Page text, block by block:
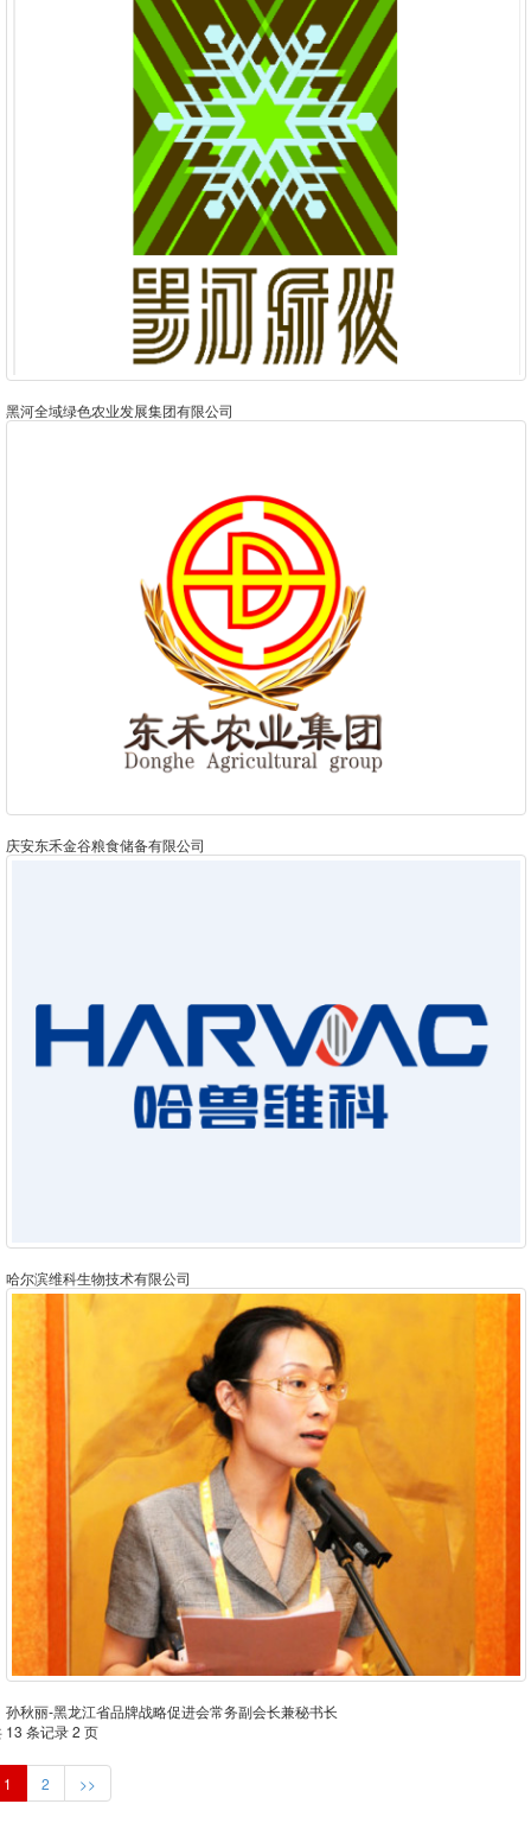
黑河全域绿色农业发展集团有限公司
庆安东禾金谷粮食储备有限公司
哈尔滨维科生物技术有限公司
孙秋丽-黑龙江省品牌战略促进会常务副会长兼秘书长
13 条记录 2 页
1 2 >>